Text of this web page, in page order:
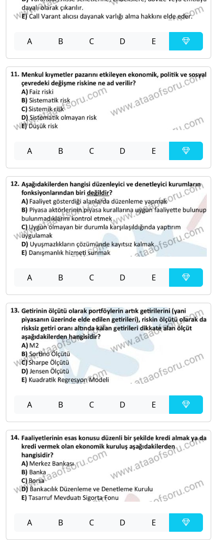
A B C D E
A B C D E
A B C D E
A B C D E
A B C D E